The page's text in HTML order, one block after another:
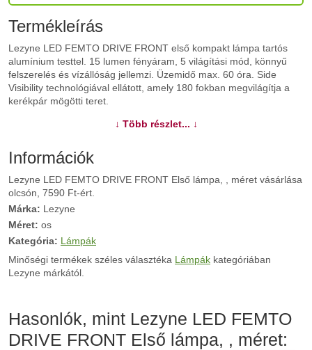
Termékleírás
Lezyne LED FEMTO DRIVE FRONT első kompakt lámpa tartós
alumínium testtel. 15 lumen fényáram, 5 világítási mód, könnyű
felszerelés és vízállóság jellemzi. Üzemidő max. 60 óra. Side
Visibility technológiával ellátott, amely 180 fokban megvilágítja a
kerékpár mögötti teret.
↓ Több részlet... ↓
Információk
Lezyne LED FEMTO DRIVE FRONT Első lámpa, , méret vásárlása
olcsón, 7590 Ft-ért.
Márka: Lezyne
Méret: os
Kategória: Lámpák
Minőségi termékek széles választéka Lámpák kategóriában
Lezyne márkától.
Hasonlók, mint Lezyne LED FEMTO
DRIVE FRONT Első lámpa, , méret: